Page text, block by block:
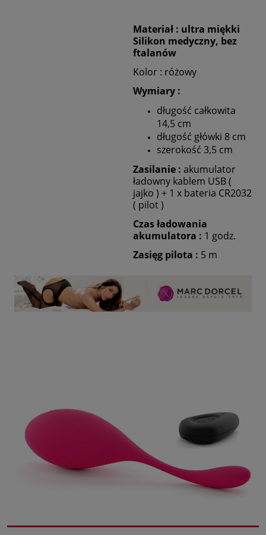
Materiał : ultra miękki
Silikon medyczny, bez
ftalanów
Kolor : różowy
Wymiary :
długość całkowita
14,5 cm
długość główki 8 cm
szerokość 3,5 cm
Zasilanie : akumulator
ładowny kablem USB (
jajko ) + 1 x bateria CR2032
( pilot )
Czas ładowania
akumulatora : 1 godz.
Zasięg pilota : 5 m